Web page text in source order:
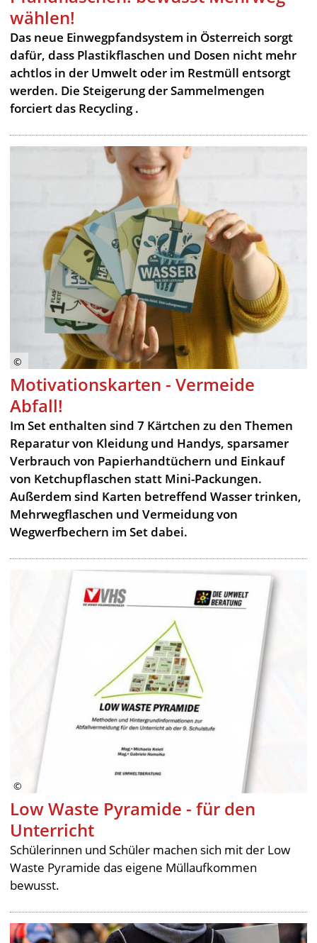
wählen!
Das neue Einwegpfandsystem in Österreich sorgt
dafür, dass Plastikflaschen und Dosen nicht mehr
achtlos in der Umwelt oder im Restmüll entsorgt
werden. Die Steigerung der Sammelmengen
forciert das Recycling .
Motivationskarten - Vermeide
Abfall!
Im Set enthalten sind 7 Kärtchen zu den Themen
Reparatur von Kleidung und Handys, sparsamer
Verbrauch von Papierhandtüchern und Einkauf
von Ketchupflaschen statt Mini-Packungen.
Außerdem sind Karten betreffend Wasser trinken,
Mehrwegflaschen und Vermeidung von
Wegwerfbechern im Set dabei.
Low Waste Pyramide - für den
Unterricht
Schülerinnen und Schüler machen sich mit der Low
Waste Pyramide das eigene Müllaufkommen
bewusst.